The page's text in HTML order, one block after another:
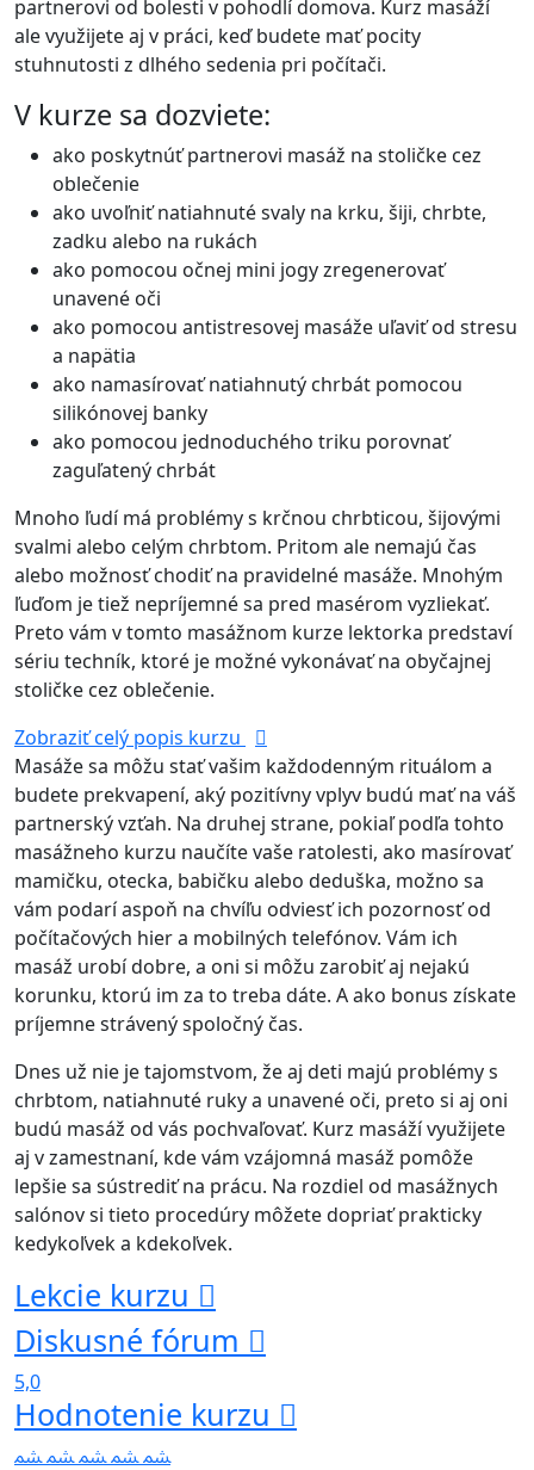
partnerovi od bolesti v pohodlí domova. Kurz masáží
ale využijete aj v práci, keď budete mať pocity
stuhnutosti z dlhého sedenia pri počítači.
V kurze sa dozviete:
ako poskytnúť partnerovi masáž na stoličke cez
oblečenie
ako uvoľniť natiahnuté svaly na krku, šiji, chrbte,
zadku alebo na rukách
ako pomocou očnej mini jogy zregenerovať
unavené oči
ako pomocou antistresovej masáže uľaviť od stresu
a napätia
ako namasírovať natiahnutý chrbát pomocou
silikónovej banky
ako pomocou jednoduchého triku porovnať
zaguľatený chrbát
Mnoho ľudí má problémy s krčnou chrbticou, šijovými
svalmi alebo celým chrbtom. Pritom ale nemajú čas
alebo možnosť chodiť na pravidelné masáže. Mnohým
ľuďom je tiež nepríjemné sa pred masérom vyzliekať.
Preto vám v tomto masážnom kurze lektorka predstaví
sériu techník, ktoré je možné vykonávať na obyčajnej
stoličke cez oblečenie.
Zobraziť celý popis kurzu
Masáže sa môžu stať vašim každodenným rituálom a
budete prekvapení, aký pozitívny vplyv budú mať na váš
partnerský vzťah. Na druhej strane, pokiaľ podľa tohto
masážneho kurzu naučíte vaše ratolesti, ako masírovať
mamičku, otecka, babičku alebo deduška, možno sa
vám podarí aspoň na chvíľu odviesť ich pozornosť od
počítačových hier a mobilných telefónov. Vám ich
masáž urobí dobre, a oni si môžu zarobiť aj nejakú
korunku, ktorú im za to treba dáte. A ako bonus získate
príjemne strávený spoločný čas.
Dnes už nie je tajomstvom, že aj deti majú problémy s
chrbtom, natiahnuté ruky a unavené oči, preto si aj oni
budú masáž od vás pochvaľovať. Kurz masáží využijete
aj v zamestnaní, kde vám vzájomná masáž pomôže
lepšie sa sústrediť na prácu. Na rozdiel od masážnych
salónov si tieto procedúry môžete dopriať prakticky
kedykoľvek a kdekoľvek.
Lekcie kurzu
Diskusné fórum
5,0
Hodnotenie kurzu